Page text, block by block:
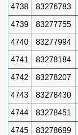
4738 83276783
4739 83277755
4740 83277994
4741 83278184
4742 83278207
4743 83278430
4744 83278451
4745 83278699